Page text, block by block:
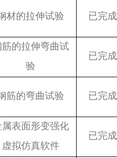
材的拉伸试验 已完成
的拉伸弯曲试
验
已完成
筋的弯曲试验 已完成
表面形变强化
虚拟仿真软件
已完成